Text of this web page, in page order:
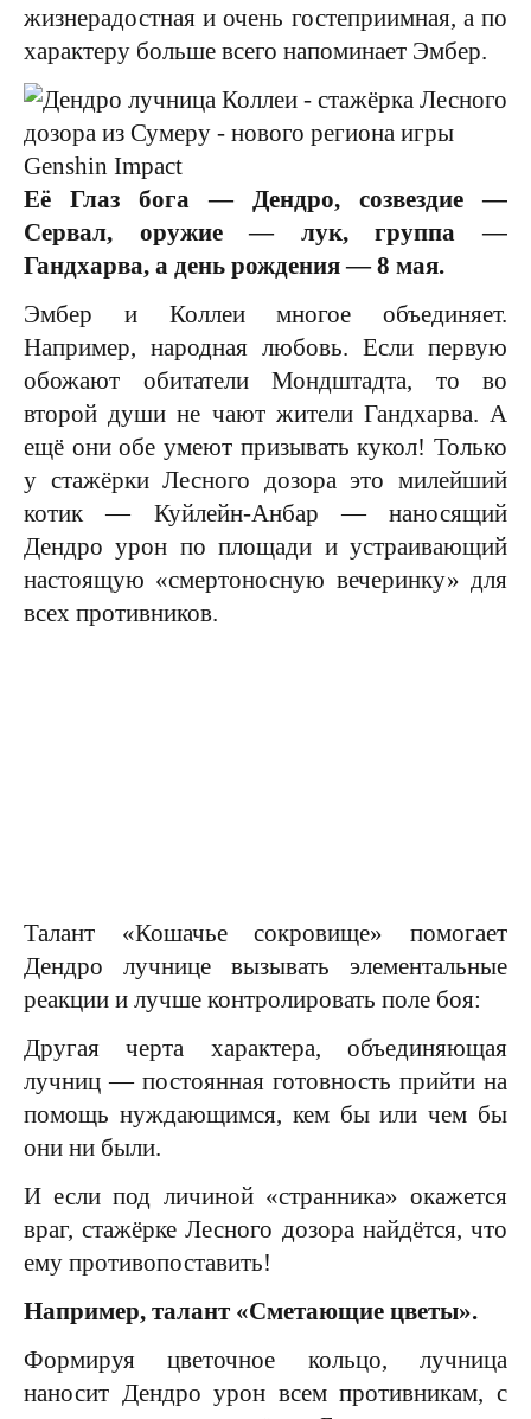
жизнерадостная и очень гостеприимная, а по
характеру больше всего напоминает Эмбер.
Её Глаз бога — Дендро, созвездие —
Сервал, оружие — лук, группа —
Гандхарва, а день рождения — 8 мая.
Эмбер и Коллеи многое объединяет.
Например, народная любовь. Если первую
обожают обитатели Мондштадта, то во
второй души не чают жители Гандхарва. А
ещё они обе умеют призывать кукол! Только
у стажёрки Лесного дозора это милейший
котик — Куйлейн-Анбар — наносящий
Дендро урон по площади и устраивающий
настоящую «смертоносную вечеринку» для
всех противников.
Талант «Кошачье сокровище» помогает
Дендро лучнице вызывать элементальные
реакции и лучше контролировать поле боя:
Другая черта характера, объединяющая
лучниц — постоянная готовность прийти на
помощь нуждающимся, кем бы или чем бы
они ни были.
И если под личиной «странника» окажется
враг, стажёрке Лесного дозора найдётся, что
ему противопоставить!
Например, талант «Сметающие цветы».
Формируя цветочное кольцо, лучница
наносит Дендро урон всем противникам, с